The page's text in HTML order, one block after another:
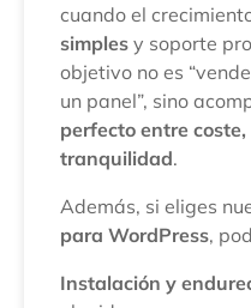
cuando el
simples y soporte
objetivo no es
un panel”, sino
perfecto entre
tranquilidad.
Además, si eliges
para WordPress,
Instalación y